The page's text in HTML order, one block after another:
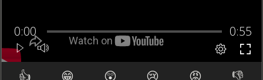
👍 😁 😲 😢 😡 👎